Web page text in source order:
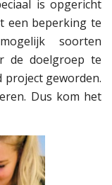
is opgericht
een beperking te
soorten
de doelgroep te
project geworden.
Dus kom het